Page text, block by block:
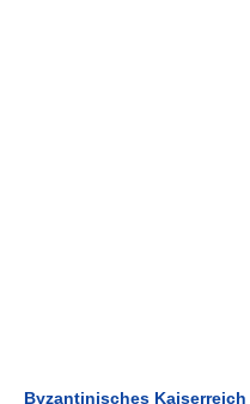
Byzantinisches Kaiserreich